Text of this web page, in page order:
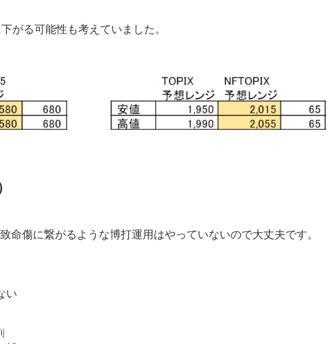
がる可能性も考えていました。
命傷に繋がるような博打運用はやっていないので大丈夫です。
い